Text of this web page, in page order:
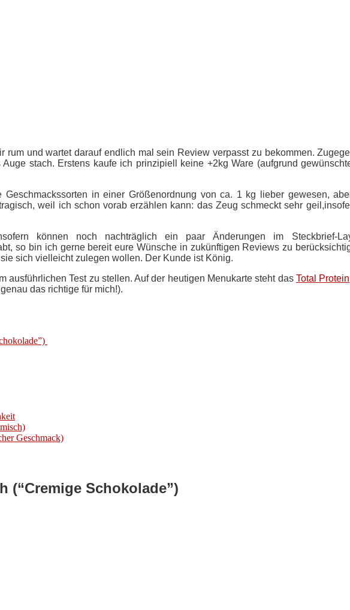
und wartet darauf endlich mal sein Review verpasst zu bekommen.
Auge stach. Erstens kaufe ich prinzipiell keine +2kg Ware (aufgrund
in einer Größenordnung von ca. 1 kg lieber gewesen,
weil ich schon vorab erzählen kann: das Zeug schmeckt sehr
können noch nachträglich ein paar Änderungen im Steckbrief-
so bin ich gerne bereit eure Wünsche in zukünftigen Reviews zu
sich vielleicht zulegen wollen. Der Kunde ist König.
ausführlichen Test zu stellen. Auf der heutigen Menukarte steht dasTotal Protein
das richtige für mich!).
Geschmack)
(“Cremige Schokolade”)